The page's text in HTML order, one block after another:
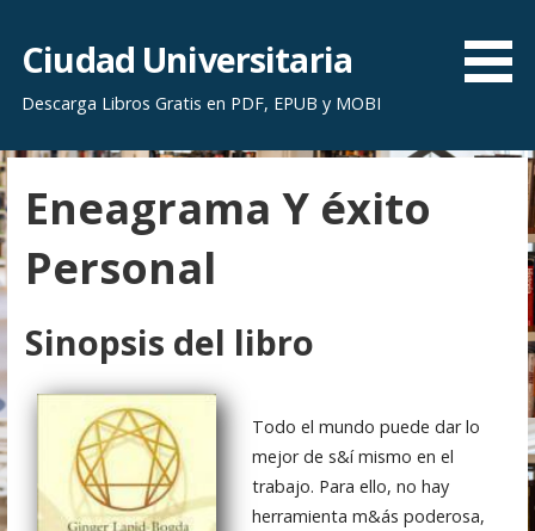
r
a
l
c
o
n
e
n
i
d
o
Ciudad Universitaria
Descarga Libros Gratis en PDF, EPUB y MOBI
Eneagrama Y éxito
Personal
Sinopsis del libro
Todo el mundo puede dar lo
mejor de s&í mismo en el
trabajo. Para ello, no hay
herramienta m&ás poderosa,